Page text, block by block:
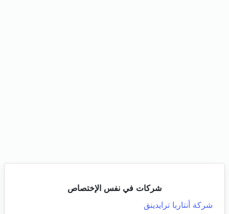
شركات في نفس الإختصاص
شركة أنتاربا ترايدينق